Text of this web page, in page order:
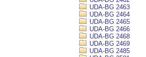
UDA-BG 2463
UDA-BG 2464
UDA-BG 2465
UDA-BG 2466
UDA-BG 2468
UDA-BG 2469
UDA-BG 2485